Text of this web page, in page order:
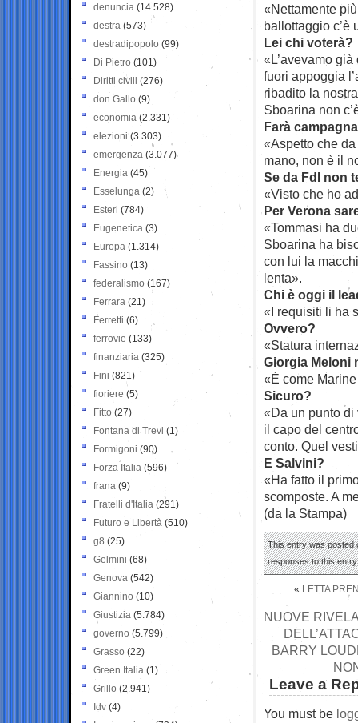
«Nettamente
ballottaggio c’è
Lei chi voterà?
«L’avevamo
fuori appoggia
ribadito la
Sboarina non
Farà
«Aspetto che
mano, non è il
Se da FdI non
«Visto che ho
Per Verona
«Tommasi ha
Sboarina ha
con lui la
lenta».
Chi è oggi il
«I requisiti li ha
Ovvero?
«Statura
Giorgia Meloni
«È come
Sicuro?
«Da un punto di
il capo del
conto. Quel
E Salvini?
«Ha fatto il
scomposte. A
(da la Stampa)
This entry was posted
responses to this
« LETTA
NUOVE
BARRY
Leave a
You must be
denuncia (14.528)
destra (573)
destradipopolo (99)
Di Pietro (101)
Diritti civili (276)
don Gallo (9)
economia (2.331)
elezioni (3.303)
emergenza (3.077)
Energia (45)
Esselunga (2)
Esteri (784)
Eugenetica (3)
Europa (1.314)
Fassino (13)
federalismo (167)
Ferrara (21)
Ferretti (6)
ferrovie (133)
finanziaria (325)
Fini (821)
fioriere (5)
Fitto (27)
Fontana di Trevi (1)
Formigoni (90)
Forza Italia (596)
frana (9)
Fratelli d'Italia (291)
Futuro e Libertà (510)
g8 (25)
Gelmini (68)
Genova (542)
Giannino (10)
Giustizia (5.784)
governo (5.799)
Grasso (22)
Green Italia (1)
Grillo (2.941)
Idv (4)